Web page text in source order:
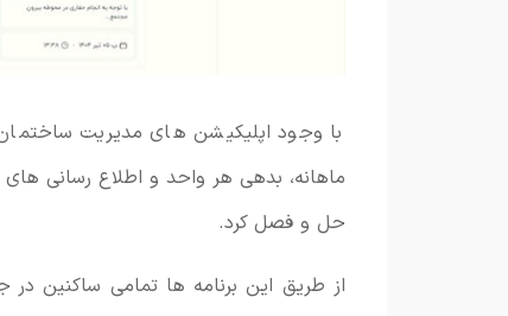
با وجود اپلیکیشن های مدیریت
ماهانه، بدهی هر واحد و اطلاع رسانی
حل و فصل کرد.
از طریق این برنامه ها تمامی ساکنین در